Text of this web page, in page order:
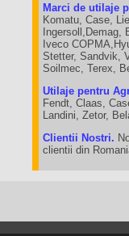
Marci de utilaje
Komatu, Case,
Ingersoll,Demag,
Iveco
Stetter, Sandvik,
Soilmec, Terex,
Utilaje pentru
Fendt, Claas,
Landini, Zetor,
Clientii Nostri.
clientii din